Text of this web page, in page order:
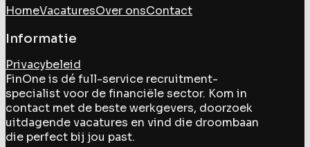
HomeVacaturesOver onsContact
Informatie
Privacybeleid
FinOne is dé full-service recruitment-
specialist voor de financiële sector. Kom in
contact met de beste werkgevers, doorzoek
uitdagende vacatures en vind die droombaan
die perfect bij jou past.